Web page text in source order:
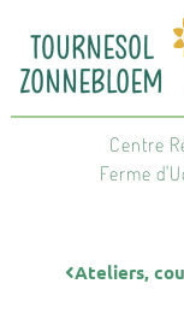
Centre
Ferme
Ateliers,